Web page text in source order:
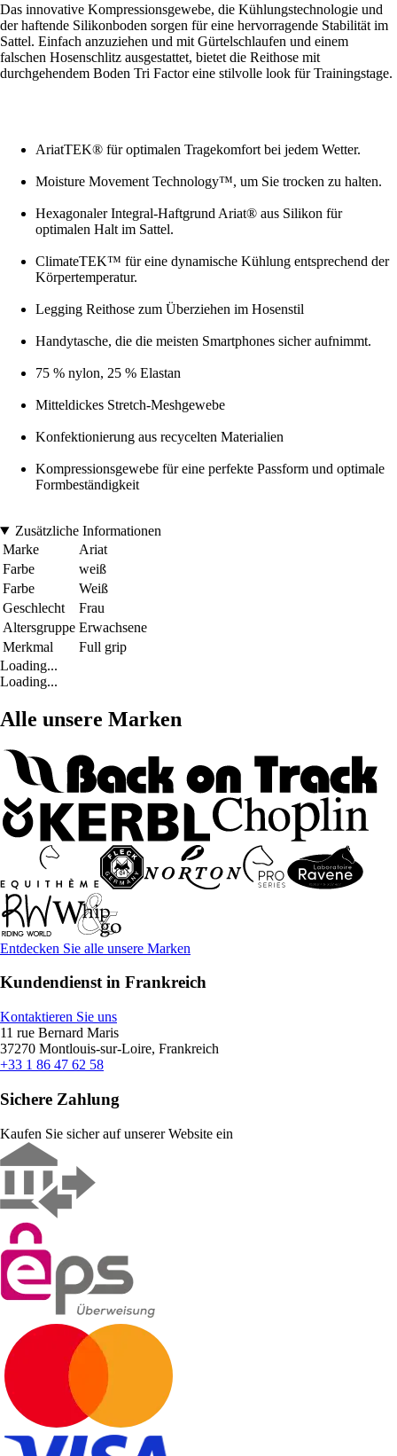
Das innovative Kompressionsgewebe, die Kühlungstechnologie und
der haftende Silikonboden sorgen für eine hervorragende Stabilität im
Sattel. Einfach anzuziehen und mit Gürtelschlaufen und einem
falschen Hosenschlitz ausgestattet, bietet die Reithose mit
durchgehendem Boden Tri Factor eine stilvolle look für Trainingstage.
AriatTEK® für optimalen Tragekomfort bei jedem Wetter.
Moisture Movement Technology™, um Sie trocken zu halten.
Hexagonaler Integral-Haftgrund Ariat® aus Silikon für
optimalen Halt im Sattel.
ClimateTEK™ für eine dynamische Kühlung entsprechend der
Körpertemperatur.
Legging Reithose zum Überziehen im Hosenstil
Handytasche, die die meisten Smartphones sicher aufnimmt.
75 % nylon, 25 % Elastan
Mitteldickes Stretch-Meshgewebe
Konfektionierung aus recycelten Materialien
Kompressionsgewebe für eine perfekte Passform und optimale
Formbeständigkeit
Zusätzliche Informationen
Marke
Ariat
Farbe
weiß
Farbe
Weiß
Geschlecht
Frau
Altersgruppe Erwachsene
Merkmal
Full grip
Loading...
Loading...
Alle unsere Marken
Entdecken Sie alle unsere Marken
Kundendienst in Frankreich
Kontaktieren Sie uns
11 rue Bernard Maris
37270 Montlouis-sur-Loire, Frankreich
+33 1 86 47 62 58
Sichere Zahlung
Kaufen Sie sicher auf unserer Website ein